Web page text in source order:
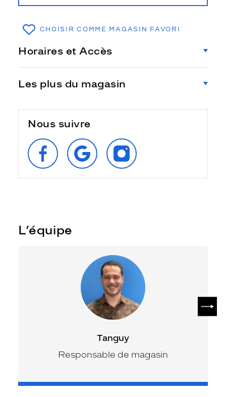
CHOISIR COMME MAGASIN FAVORI
Horaires et Accès
Les plus du magasin
Nous suivre
SUIVEZ‑NOUS
SUR
FACEBOOK
RETROUVEZ‑NOUS
SUR
GOOGLE
SUIVEZ‑NOUS
SUR
INSTAGRAM
L’équipe
Tanguy
Responsable de magasin